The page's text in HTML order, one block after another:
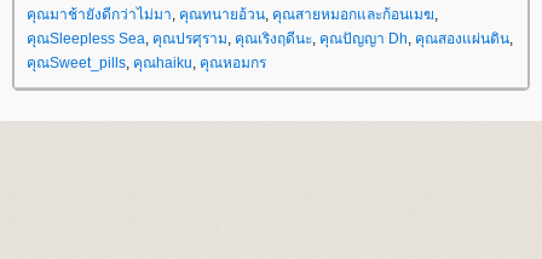
คุณมาช้ายังดีกว่าไม่มา, คุณทนายอ้วน, คุณสายหมอกและก้อนเมฆ,
คุณSleepless Sea, คุณปรศุราม, คุณเริงฤดีนะ, คุณปัญญา Dh, คุณสองแผ่นดิน,
คุณSweet_pills, คุณhaiku, คุณหอมกร